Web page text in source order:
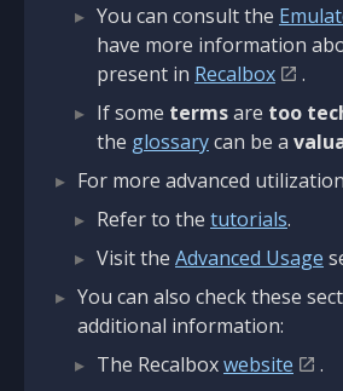
You can consult the
have more information
present in Recalbox
.
If some termsare too
the glossarycan be a
For more advanced
Refer to the tutorials.
Visit the Advanced Usage
You can also check these
additional information:
The Recalboxwebsite
.